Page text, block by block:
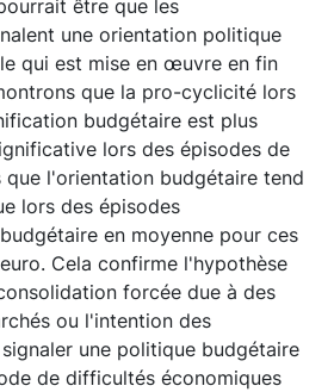
être que les
une orientation politique
qui est mise en œuvre en fin
que la pro-cyclicité lors
budgétaire est plus
lors des épisodes de
que l'orientation budgétaire tend
lors des épisodes
en moyenne pour ces
Cela confirme l'hypothèse
forcée due à des
ou l'intention des
une politique budgétaire
de difficultés économiques